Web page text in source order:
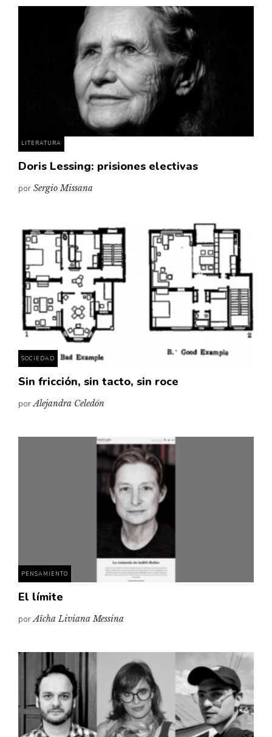
LITERATURA
Doris Lessing: prisiones electivas
por Sergio Missana
SOCIEDAD
Sin fricción, sin tacto, sin roce
porAlejandra Celedón
PENSAMIENTO
El límite
porAïcha Liviana Messina